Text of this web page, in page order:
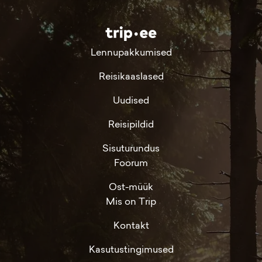
Lennupakkumised
Reisikaaslased
Uudised
Reisipildid
Sisuturundus
Foorum
Ost-müük
Mis on Trip
Kontakt
Kasutustingimused